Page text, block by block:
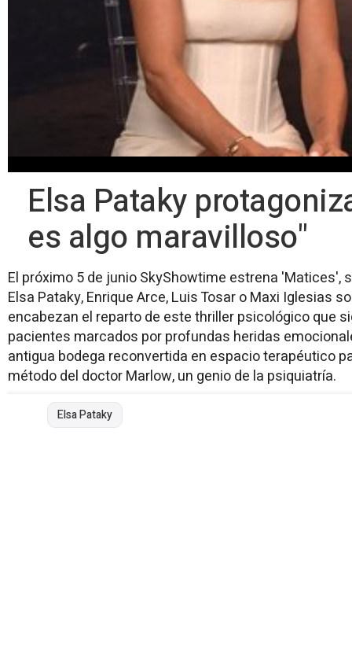
Elsa Pataky
es algo maravilloso"
El próximo 5 de junio SkyShowtime estrena 'Matices',
Elsa Pataky, Enrique Arce, Luis Tosar o Maxi Iglesias
encabezan el reparto de este thriller psicológico que
pacientes marcados por profundas heridas
antigua bodega reconvertida en espacio terapéutico
método del doctor Marlow, un genio de la psiquiatría.
Elsa Pataky